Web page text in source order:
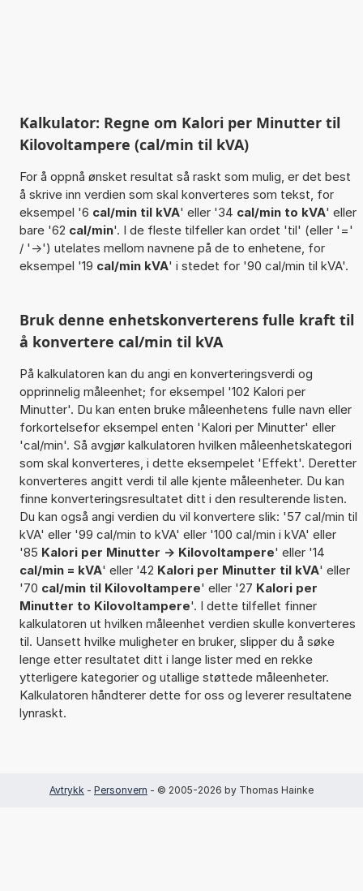
Kalkulator: Regne om Kalori per Minutter til
Kilovoltampere (cal/min til kVA)
For å oppnå ønsket resultat så raskt som mulig, er det best
å skrive inn verdien som skal konverteres som tekst, for
eksempel '6 cal/min til kVA' eller '34 cal/min to kVA' eller
bare '62 cal/min'. I de fleste tilfeller kan ordet 'til' (eller '='
/ '->') utelates mellom navnene på de to enhetene, for
eksempel '19 cal/min kVA' i stedet for '90 cal/min til kVA'.
Bruk denne enhetskonverterens fulle kraft til
å konvertere cal/min til kVA
På kalkulatoren kan du angi en konverteringsverdi og
opprinnelig måleenhet; for eksempel '102 Kalori per
Minutter'. Du kan enten bruke måleenhetens fulle navn eller
forkortelsefor eksempel enten 'Kalori per Minutter' eller
'cal/min'. Så avgjør kalkulatoren hvilken måleenhetskategori
som skal konverteres, i dette eksempelet 'Effekt'. Deretter
konverteres angitt verdi til alle kjente måleenheter. Du kan
finne konverteringsresultatet ditt i den resulterende listen.
Du kan også angi verdien du vil konvertere slik: '57 cal/min til
kVA' eller '99 cal/min to kVA' eller '100 cal/min i kVA' eller
'85 Kalori per Minutter -> Kilovoltampere' eller '14
cal/min = kVA' eller '42 Kalori per Minutter til kVA' eller
'70 cal/min til Kilovoltampere' eller '27 Kalori per
Minutter to Kilovoltampere'. I dette tilfellet finner
kalkulatoren ut hvilken måleenhet verdien skulle konverteres
til. Uansett hvilke muligheter en bruker, slipper du å søke
lenge etter resultatet ditt i lange lister med en rekke
ytterligere kategorier og utallige støttede måleenheter.
Kalkulatoren håndterer dette for oss og leverer resultatene
lynraskt.
Avtrykk - Personvern - © 2005-2026 by Thomas Hainke